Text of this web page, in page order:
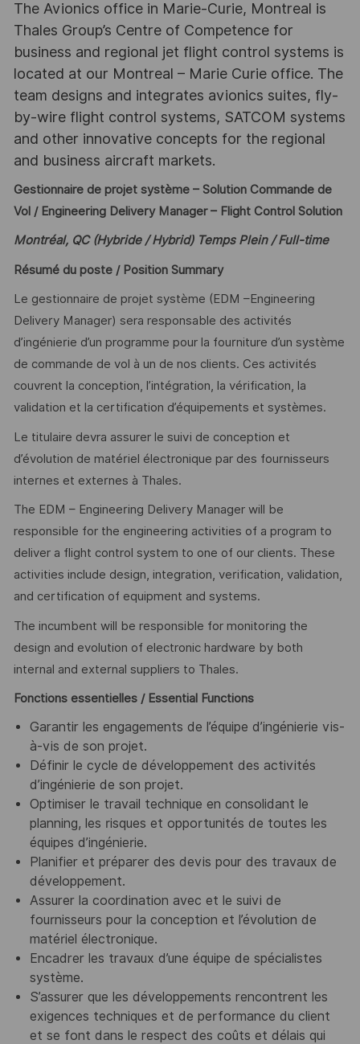
The Avionics office in Marie-Curie, Montreal is
Thales Group’s Centre of Competence for
business and regional jet flight control systems is
located at our Montreal – Marie Curie office. The
team designs and integrates avionics suites, fly-
by-wire flight control systems, SATCOM systems
and other innovative concepts for the regional
and business aircraft markets.
Gestionnaire de projet système – Solution Commande de
Vol / Engineering Delivery Manager – Flight Control Solution
Montréal, QC (Hybride / Hybrid) Temps Plein / Full-time
Résumé du poste / Position Summary
Le gestionnaire de projet système (EDM –Engineering
Delivery Manager) sera responsable des activités
d’ingénierie d’un programme pour la fourniture d’un système
de commande de vol à un de nos clients. Ces activités
couvrent la conception, l’intégration, la vérification, la
validation et la certification d’équipements et systèmes.
Le titulaire devra assurer le suivi de conception et
d’évolution de matériel électronique par des fournisseurs
internes et externes à Thales.
The EDM – Engineering Delivery Manager will be
responsible for the engineering activities of a program to
deliver a flight control system to one of our clients. These
activities include design, integration, verification, validation,
and certification of equipment and systems.
The incumbent will be responsible for monitoring the
design and evolution of electronic hardware by both
internal and external suppliers to Thales.
Fonctions essentielles / Essential Functions
Garantir les engagements de l’équipe d’ingénierie vis-
à-vis de son projet.
Définir le cycle de développement des activités
d’ingénierie de son projet.
Optimiser le travail technique en consolidant le
planning, les risques et opportunités de toutes les
équipes d’ingénierie.
Planifier et préparer des devis pour des travaux de
développement.
Assurer la coordination avec et le suivi de
fournisseurs pour la conception et l’évolution de
matériel électronique.
Encadrer les travaux d’une équipe de spécialistes
système.
S’assurer que les développements rencontrent les
exigences techniques et de performance du client
et se font dans le respect des coûts et délais qui